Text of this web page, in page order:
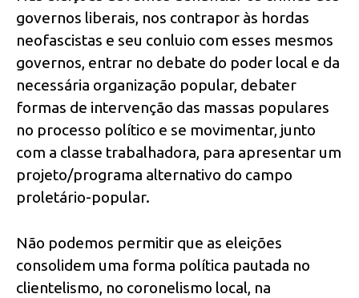
governos liberais, nos contrapor às hordas
neofascistas e seu conluio com esses mesmos
governos, entrar no debate do poder local e da
necessária organização popular, debater
formas de intervenção das massas populares
no processo político e se movimentar, junto
com a classe trabalhadora, para apresentar um
projeto/programa alternativo do campo
proletário-popular.
Não podemos permitir que as eleições
consolidem uma forma política pautada no
clientelismo, no coronelismo local, na